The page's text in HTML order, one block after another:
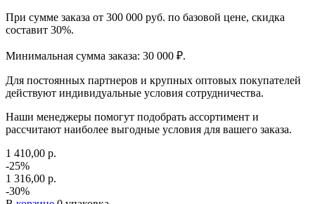
При сумме заказа от 300 000 руб. по базовой цене, скидка
составит 30%.
Минимальная сумма заказа: 30 000 ₽.
Для постоянных партнеров и крупных оптовых покупателей
действуют индивидуальные условия сотрудничества.
Наши менеджеры помогут подобрать ассортимент и
рассчитают наиболее выгодные условия для вашего заказа.
1 410,00 р.
-25%
1 316,00 р.
-30%